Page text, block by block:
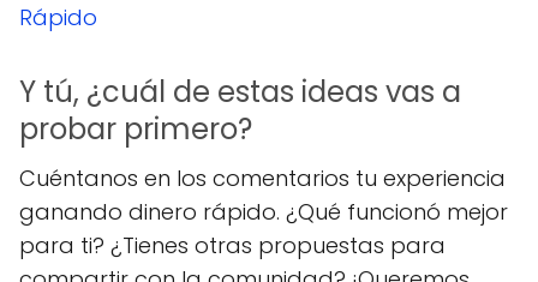
Rápido
Y tú, ¿cuál de estas ideas vas a
probar primero?
Cuéntanos en los comentarios tu experiencia
ganando dinero rápido. ¿Qué funcionó mejor
para ti? ¿Tienes otras propuestas para